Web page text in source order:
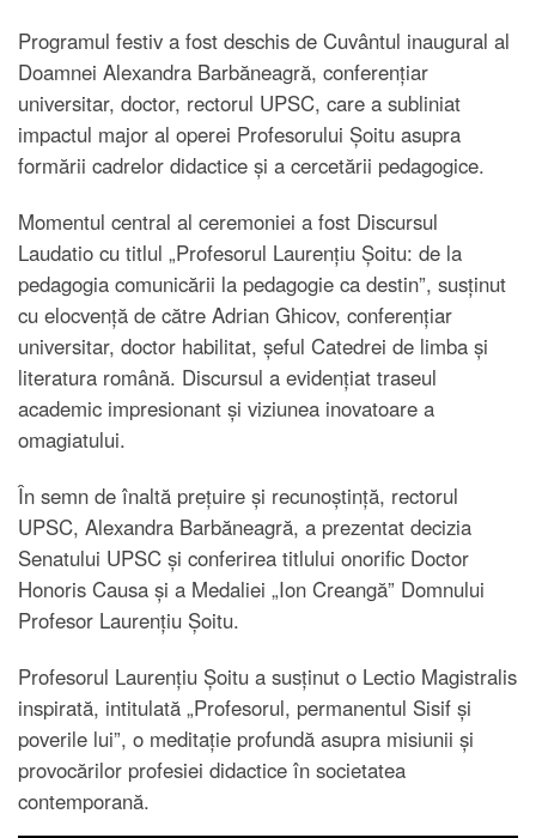
Programul festiv a fost deschis de Cuvântul inaugural al
Doamnei Alexandra Barbăneagră, conferențiar
universitar, doctor, rectorul UPSC, care a subliniat
impactul major al operei Profesorului Șoitu asupra
formării cadrelor didactice și a cercetării pedagogice.
Momentul central al ceremoniei a fost Discursul
Laudatio cu titlul „Profesorul Laurențiu Șoitu: de la
pedagogia comunicării la pedagogie ca destin”, susținut
cu elocvență de către Adrian Ghicov, conferențiar
universitar, doctor habilitat, șeful Catedrei de limba și
literatura română. Discursul a evidențiat traseul
academic impresionant și viziunea inovatoare a
omagiatului.
În semn de înaltă prețuire și recunoștință, rectorul
UPSC, Alexandra Barbăneagră, a prezentat decizia
Senatului UPSC și conferirea titlului onorific Doctor
Honoris Causa și a Medaliei „Ion Creangă” Domnului
Profesor Laurențiu Șoitu.
Profesorul Laurențiu Șoitu a susținut o Lectio Magistralis
inspirată, intitulată „Profesorul, permanentul Sisif și
poverile lui”, o meditație profundă asupra misiunii și
provocărilor profesiei didactice în societatea
contemporană.